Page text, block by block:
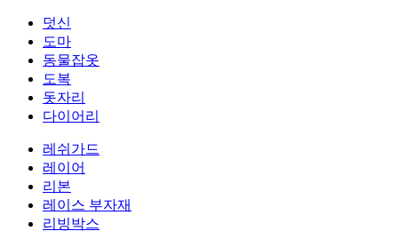
덧신
도마
동물잡옷
도복
돗자리
다이어리
레쉬가드
레이어
리본
레이스 부자재
리빙박스